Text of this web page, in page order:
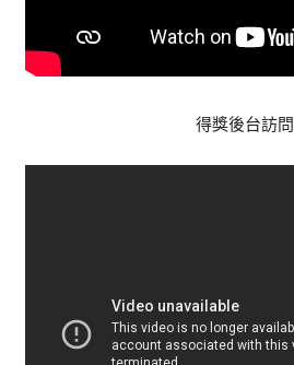
得獎後台訪問